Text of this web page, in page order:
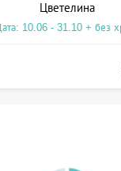
Цветелина
10.06 - 31.10 + без